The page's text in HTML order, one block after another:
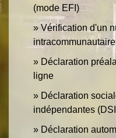
(mode EFI)
Vérification d'un
Déclaration
ligne
Déclaration
indépendantes
Déclaration